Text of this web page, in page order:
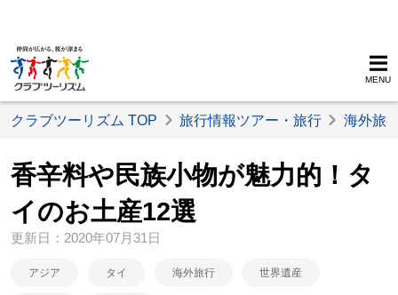
MENU
クラブツーリズム TOP 旅行情報ツアー・旅行 海外旅
香辛料や民族小物が魅力的！タ
イのお土産12選
更新日：2020年07月31日
アジア タイ 海外旅行 世界遺産